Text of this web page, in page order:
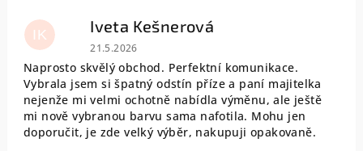
IK Iveta Kešnerová
Hodnocení obchodu je 5 z 5 hvězdiček.
21.5.2026
Naprosto skvělý obchod. Perfektní komunikace.
Vybrala jsem si špatný odstín příze a paní majitelka
nejenže mi velmi ochotně nabídla výměnu, ale ještě
mi nově vybranou barvu sama nafotila. Mohu jen
doporučit, je zde velký výběr, nakupuji opakovaně.